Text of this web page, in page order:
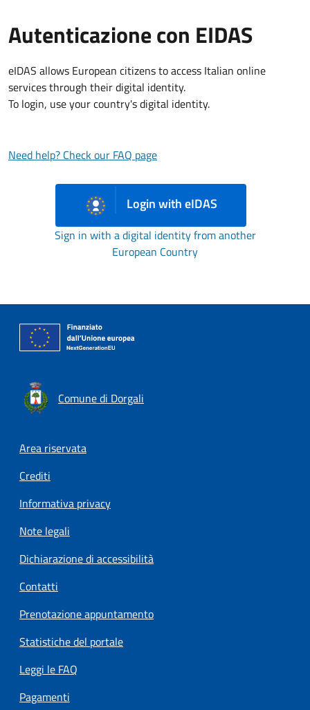
Autenticazione con EIDAS
eIDAS allows European citizens to access Italian online
services through their digital identity.
To login, use your country's digital identity.
Need help? Check our FAQ page
Login with eIDAS
Sign in with a digital identity from another
European Country
Comune di Dorgali
Footer menu
Area riservata
Crediti
Informativa privacy
Note legali
Dichiarazione di accessibilità
Contatti
Prenotazione appuntamento
Statistiche del portale
Leggi le FAQ
Pagamenti